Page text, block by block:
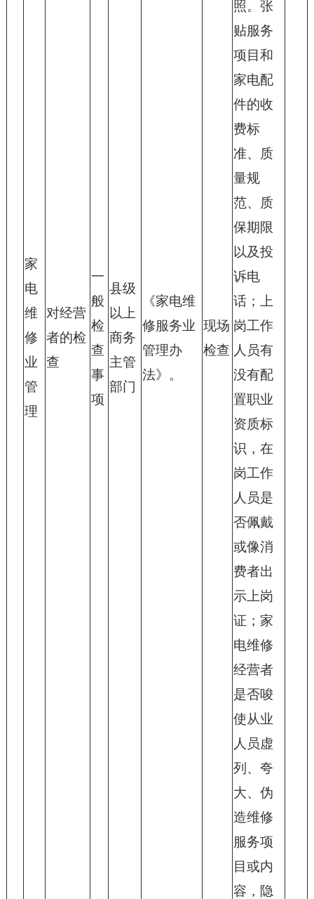
家
电
维
修
业
管
理
对经营
者的检
查
一
般
检
查
事
项
县级
以上
商务
主管
部门
《家电维
修服务业
管理办
法》。
现场
检查
照。张
贴服务
项目和
家电配
件的收
费标
准、质
量规
范、质
保期限
以及投
诉电
话；上
岗工作
人员有
没有配
置职业
资质标
识，在
岗工作
人员是
否佩戴
或像消
费者出
示上岗
证；家
电维修
经营者
是否唆
使从业
人员虚
列、夸
大、伪
造维修
服务项
目或内
容，隐